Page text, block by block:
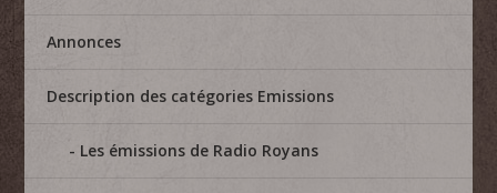
Annonces
Description des catégories Emissions
Les émissions de Radio Royans